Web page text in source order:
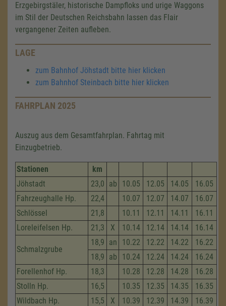
Erzgebirgstäler, historische Dampfloks und urige Waggons
im Stil der Deutschen Reichsbahn lassen das Flair
vergangener Zeiten aufleben.
LAGE
zum Bahnhof Jöhstadt bitte hier klicken
zum Bahnhof Steinbach bitte hier klicken
FAHRPLAN 2025
Auszug aus dem Gesamtfahrplan. Fahrtag mit
Einzugbetrieb.
Stationen
km
Jöhstadt
23,0 ab 10.05 12.05 14.05
16.05
Fahrzeug­halle Hp.
22,4 10.07 12.07 14.07
16.07
Schlössel
21,8 10.11 12.11 14.11
16.11
Loreleifelsen Hp.
21,3 X 10.14 12.14 14.14 16.14
Schmalzgrube
18,9 an 10.22 12.22 14.22
16.22
18,9 ab 10.24 12.24 14.24
16.24
Forellenhof Hp.
18,3 10.28 12.28 14.28
16.28
Stolln Hp.
16,5 10.35 12.35 14.35
16.35
Wildbach Hp.
15,5 X 10.39 12.39 14.39
16.39